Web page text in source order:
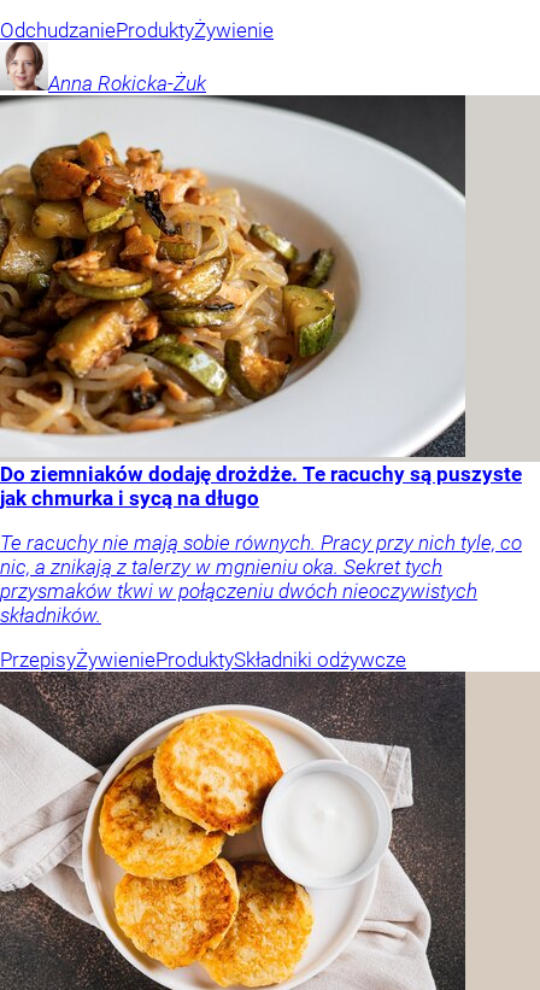
OdchudzanieProduktyŻywienie
Anna Rokicka-Żuk
Do ziemniaków dodaję drożdże. Te racuchy są puszyste
jak chmurka i sycą na długo
Te racuchy nie mają sobie równych. Pracy przy nich tyle, co
nic, a znikają z talerzy w mgnieniu oka. Sekret tych
przysmaków tkwi w połączeniu dwóch nieoczywistych
składników.
PrzepisyŻywienieProduktySkładniki odżywcze